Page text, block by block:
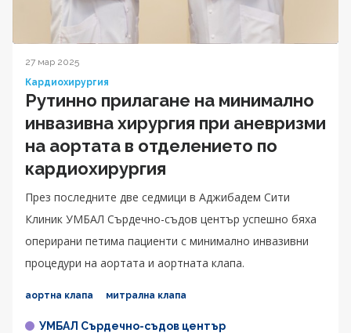
27 мар 2025
Кардиохирургия
Рутинно прилагане на минимално
инвазивна хирургия при аневризми
на аортата в отделението по
кардиохирургия
През последните две седмици в Аджибадем Сити
Клиник УМБАЛ Сърдечно-съдов център успешно бяха
оперирани петима пациенти с минимално инвазивни
процедури на аортата и аортната клапа.
аортна клапа митрална клапа
УМБАЛ Сърдечно-съдов център